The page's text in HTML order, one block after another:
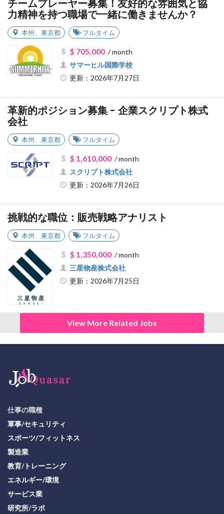
チームプレーヤー募集！友好的な雰囲気と協
力精神を持つ職場で一緒に働きませんか？
本州 東京都 フルタイム
$ 705,000/ month
サマーヒル国際学校
更新：2026年7月27日
革新的ポジション募集 - 企業スクリプト株式
会社
本州 東京都 フルタイム
$ 1,610,000/ month
スクリプト株式会社
更新：2026年7月26日
挑戦的な職位：販売戦略アナリスト
本州 東京都 フルタイム
$ 1,350,000/ month
三星物産株式会社
更新：2026年7月25日
View More Related Jobs
仕事の職種
軍事/セキュリティ
スポーツ/フィットネス
製造業
教育/トレーニング
エネルギー/環境
サービス業
研究所/ラボ